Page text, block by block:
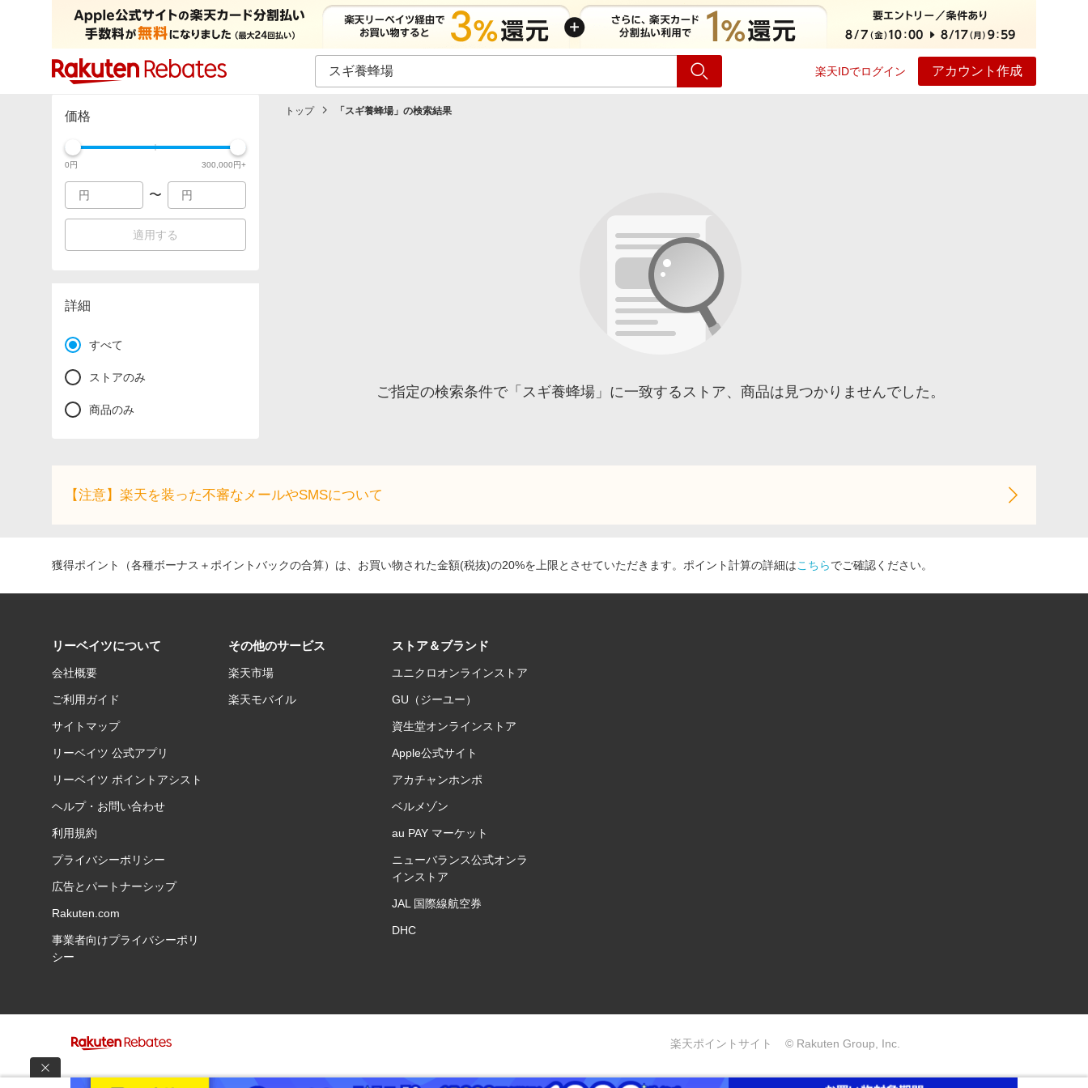
楽天IDでログイン アカウント作成
カテゴリー一覧 イベント一覧 ショッピング
価格
0円 300,000円+
〜
適用する
詳細
すべて
ストアのみ
商品のみ
トップ 「 スギ養蜂場 」の検索結果
ご指定の検索条件で「スギ養蜂場」に一致するストア、商品は見つかりませんでした。
【注意】楽天を装った不審なメールやSMSについて
獲得ポイント（各種ボーナス＋ポイントバックの合算）は、お買い物された金額(税抜)の20%を上限とさせていただきます。ポイント計算の詳細はこちらでご確認ください。
リーベイツについて
会社概要
ご利用ガイド
サイトマップ
リーベイツ 公式アプリ
リーベイツ ポイントアシスト
ヘルプ・お問い合わせ
利用規約
プライバシーポリシー
広告とパートナーシップ
Rakuten.com
事業者向けプライバシーポリ
シー
その他のサービス
楽天市場
楽天モバイル
ストア＆ブランド
ユニクロオンラインストア
GU（ジーユー）
資生堂オンラインストア
Apple公式サイト
アカチャンホンポ
ベルメゾン
au PAY マーケット
ニューバランス公式オンラ
インストア
JAL 国際線航空券
DHC
楽天ポイントサイト © Rakuten Group, Inc.